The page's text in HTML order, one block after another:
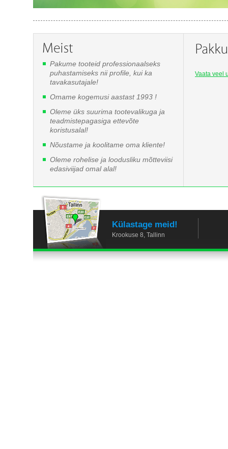
Vaata veel
Pakume tooteid professionaalseks
puhastamiseks nii profile, kui ka
tavakasutajale!
Omame kogemusi aastast 1993 !
Oleme üks suurima tootevalikuga ja
teadmistepagasiga ettevõte
koristusalal!
Nõustame ja koolitame oma kliente!
Oleme rohelise ja loodusliku mõtteviisi
edasiviijad omal alal!
Külastage meid!
Krookuse 8, Tallinn